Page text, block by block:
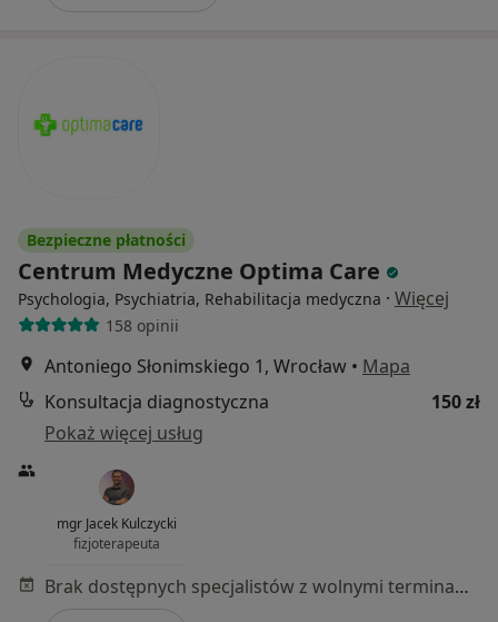
Bezpieczne płatności
Centrum Medyczne Optima Care
Psychologia, Psychiatria, Rehabilitacja medyczna · Więcej
158 opinii
Antoniego Słonimskiego 1, Wrocław • Mapa
Konsultacja diagnostyczna
150 zł
Pokaż więcej usług
mgr Jacek Kulczycki
fizjoterapeuta
Brak dostępnych specjalistów z wolnymi terminami w tym centrum medycznym.